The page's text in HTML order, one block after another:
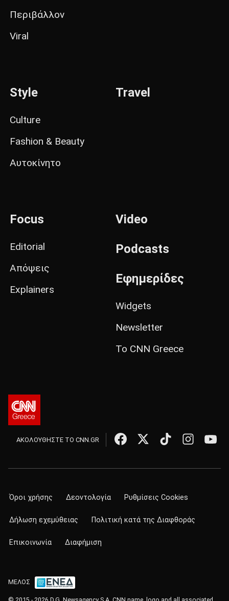
Περιβάλλον
Viral
Style
Culture
Fashion & Beauty
Αυτοκίνητο
Travel
Focus
Editorial
Απόψεις
Explainers
Video
Podcasts
Εφημερίδες
Widgets
Newsletter
Το CNN Greece
ΑΚΟΛΟΥΘΗΣΤΕ ΤΟ CNN.GR
Όροι χρήσης Δεοντολογία Ρυθμίσεις Cookies
Δήλωση εχεμύθειας Πολιτική κατά της Διαφθοράς
Επικοινωνία Διαφήμιση
ΜΕΛΟΣ